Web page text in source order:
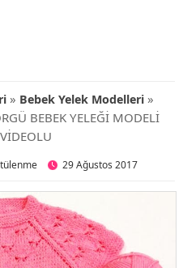
» Bebek Yelek Modelleri»
BEBEK YELEĞİ MODELİ
29 Ağustos 2017